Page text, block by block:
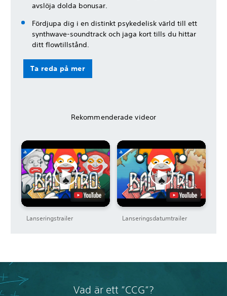
avslöja dolda bonusar.
Fördjupa dig i en distinkt psykedelisk värld till ett
synthwave-soundtrack och jaga kort tills du hittar
ditt flowtillstånd.
Ta reda på mer
Rekommenderade videor
Lanseringstrailer Lanseringsdatumtrailer
Vad är ett ”CCG”?